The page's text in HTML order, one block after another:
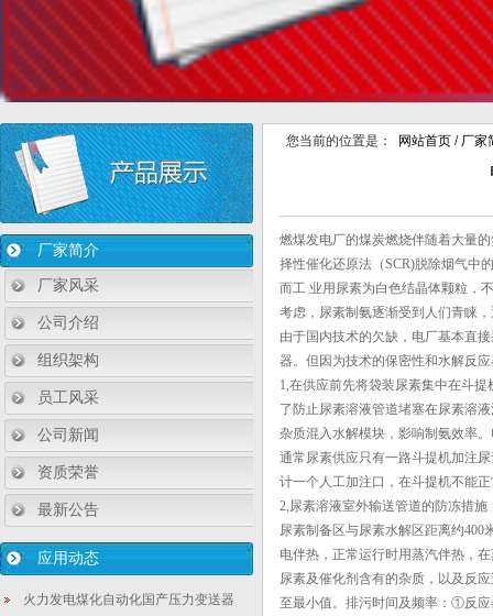
厂家简介
厂家风采
公司介绍
组织架构
员工风采
公司新闻
资质荣誉
最新公告
应用动态
火力发电煤化自动化国产压力变送器
您当前的位置是： 网站首页 / 厂家
燃煤发电厂的煤炭燃烧伴随着大量
择性催化还原法（SCR)脱除烟气中
而工 业用尿素为白色结晶体颗粒，
考虑，尿素制氨逐渐受到人们青睐
由于国内技术的欠缺，电厂基本直
器。但因为技术的保密性和水解反
1,在供应前先将袋装尿素集中在斗
了防止尿素溶液管道堵塞在尿素溶
杂质混入水解模块，影响制氨效率
通常尿素供应只有一路斗提机加注
计一个人工加注口，在斗提机不能
2,尿素溶液室外输送管道的防冻措施
尿素制备区与尿素水解区距离约
电伴热，正常运行时用蒸汽伴热，
尿素及催化剂含有的杂质，以及反
至最小值。排污时间及频率：①反